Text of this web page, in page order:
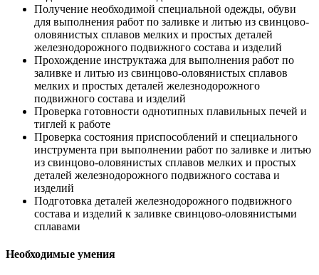
Получение необходимой специальной одежды, обуви
для выполнения работ по заливке и литью из свинцово-
оловянистых сплавов мелких и простых деталей
железнодорожного подвижного состава и изделий
Прохождение инструктажа для выполнения работ по
заливке и литью из свинцово-оловянистых сплавов
мелких и простых деталей железнодорожного
подвижного состава и изделий
Проверка готовности однотипных плавильных печей и
тиглей к работе
Проверка состояния приспособлений и специального
инструмента при выполнении работ по заливке и литью
из свинцово-оловянистых сплавов мелких и простых
деталей железнодорожного подвижного состава и
изделий
Подготовка деталей железнодорожного подвижного
состава и изделий к заливке свинцово-оловянистыми
сплавами
Необходимые умения